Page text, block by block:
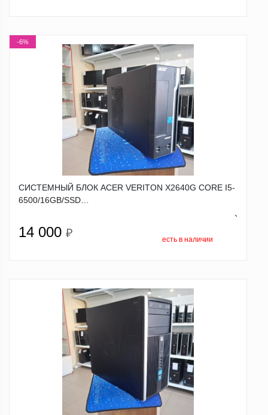
-6%
СИСТЕМНЫЙ БЛОК ACER VERITON X2640G CORE I5-
6500/16GB/SSD…
14 000 ₽
`
есть в наличии